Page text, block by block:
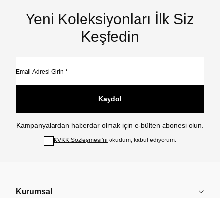
Yeni Koleksiyonları İlk Siz
Keşfedin
Kaydol
Kampanyalardan haberdar olmak için e-bülten abonesi olun.
KVKK Sözleşmesi'ni okudum, kabul ediyorum.
Kurumsal